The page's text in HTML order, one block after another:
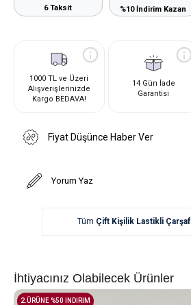
6 Taksit
%10 İndirim Kazan
1000 TL ve Üzeri
Alışverişlerinizde
Kargo BEDAVA!
14 Gün İade
Garantisi
Fiyat Düşünce Haber Ver
Yorum Yaz
Tüm Çift Kişilik Lastikli Çarşaf
İhtiyacınız Olabilecek Ürünler
2.ÜRÜNE %50 İNDİRİM